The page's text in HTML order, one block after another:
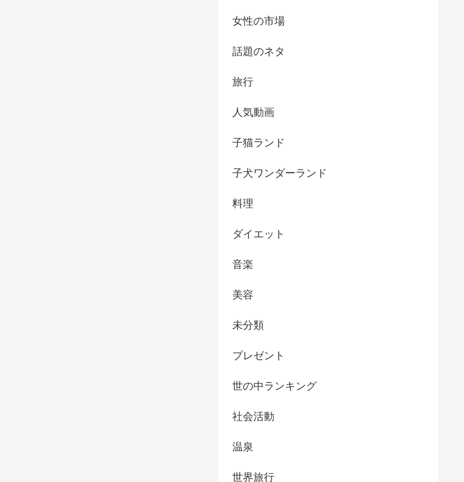
女性の市場
話題のネタ
旅行
人気動画
子猫ランド
子犬ワンダーランド
料理
ダイエット
音楽
美容
未分類
プレゼント
世の中ランキング
社会活動
温泉
世界旅行